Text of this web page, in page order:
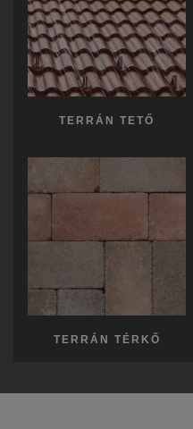
TERRÁN TETŐ
TERRÁN TÉRKŐ